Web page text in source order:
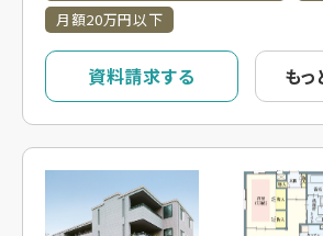
月額20万円以下
資料請求する も